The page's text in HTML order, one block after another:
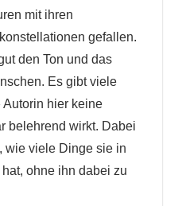
mit ihren
gefallen.
den Ton und das
Es gibt viele
hier keine
belehrend wirkt. Dabei
wie viele Dinge sie in
ohne ihn dabei zu